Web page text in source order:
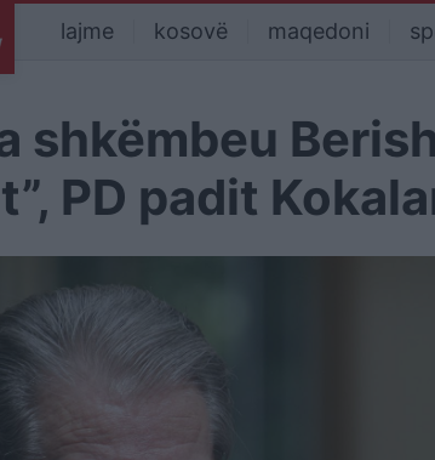
lajme kosovë maqedoni
shkëmbeu
PD padit